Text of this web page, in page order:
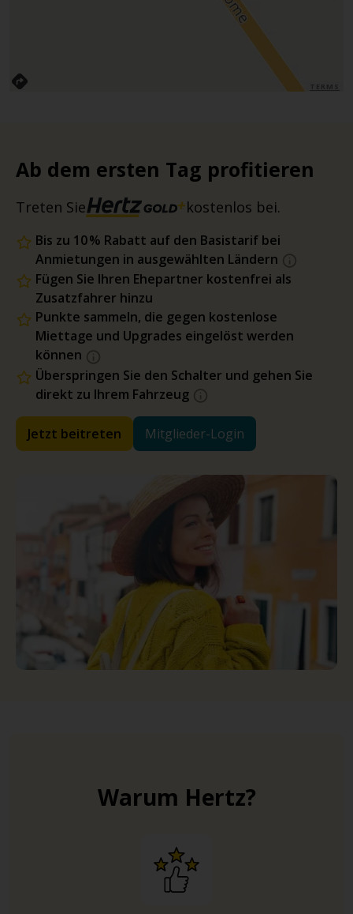
Ab dem ersten Tag profitieren
Treten Sie kostenlos bei.
Bis zu 10 % Rabatt auf den Basistarif bei
Anmietungen in ausgewählten Ländern
Fügen Sie Ihren Ehepartner kostenfrei als
Zusatzfahrer hinzu
Punkte sammeln, die gegen kostenlose
Miettage und Upgrades eingelöst werden
können
Überspringen Sie den Schalter und gehen Sie
direkt zu Ihrem Fahrzeug
Jetzt beitreten Mitglieder-Login
Warum Hertz?